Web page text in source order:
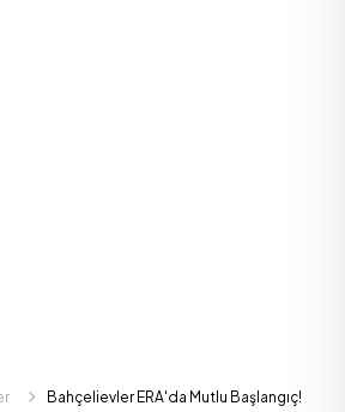
Bahçelievler ERA'da Mutlu Başlangıç!